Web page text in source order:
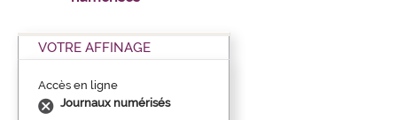
VOTRE AFFINAGE
Accès en ligne
Journaux numérisés